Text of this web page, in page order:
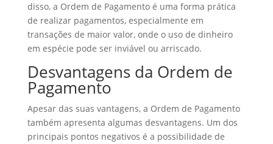
disso, a Ordem de Pagamento é uma forma prática
de realizar pagamentos, especialmente em
transações de maior valor, onde o uso de dinheiro
em espécie pode ser inviável ou arriscado.
Desvantagens da Ordem de
Pagamento
Apesar das suas vantagens, a Ordem de Pagamento
também apresenta algumas desvantagens. Um dos
principais pontos negativos é a possibilidade de